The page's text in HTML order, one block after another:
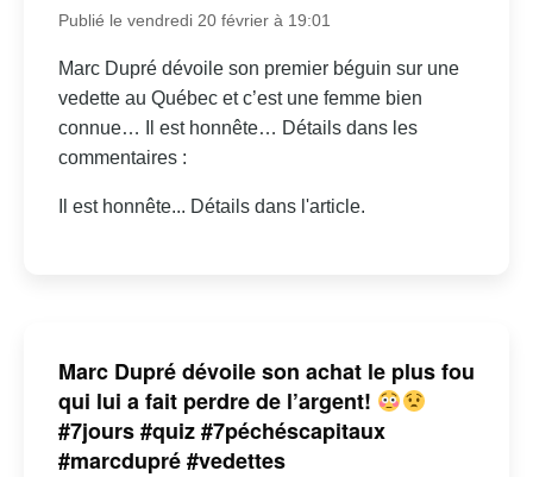
Publié le vendredi 20 février à 19:01
Marc Dupré dévoile son premier béguin sur une
vedette au Québec et c’est une femme bien
connue… Il est honnête… Détails dans les
commentaires :
Il est honnête... Détails dans l'article.
Marc Dupré dévoile son achat le plus fou
qui lui a fait perdre de l’argent!
#7jours #quiz #7péchéscapitaux
#marcdupré #vedettes